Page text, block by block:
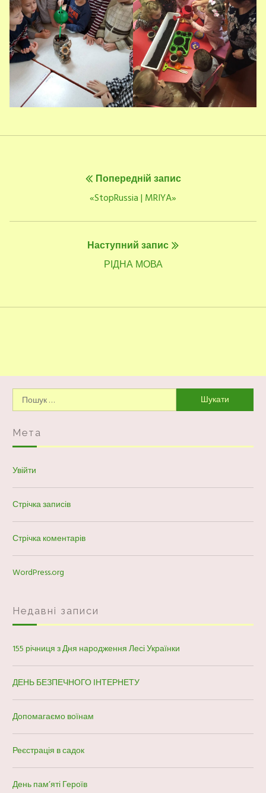
Попередній запис
Попередній
«StopRussia | MRIYA»
Наступний запис
Наступний
РІДНА МОВА
Пошук:
Мета
Увійти
Стрічка записів
Стрічка коментарів
WordPress.org
Недавні записи
155 річниця з Дня народження Лесі Українки
ДЕНЬ БЕЗПЕЧНОГО ІНТЕРНЕТУ
Допомагаємо воїнам
Реєстрація в садок
День пам’яті Героїв